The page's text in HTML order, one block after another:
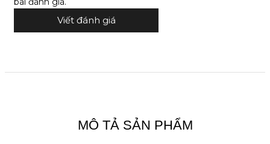
Viết đánh giá
MÔ TẢ SẢN PHẨM